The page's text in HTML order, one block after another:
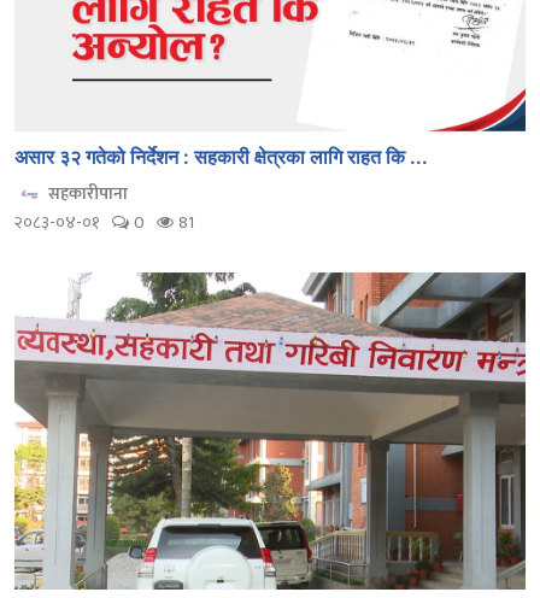
असार ३२ गतेको निर्देशन : सहकारी क्षेत्रका लागि राहत कि ...
सहकारीपाना
२०८३-०४-०१
0 81